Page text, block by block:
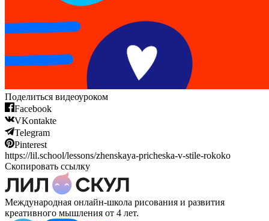
Поделиться видеоуроком
Facebook
VKontakte
Telegram
Pinterest
https://lil.school/lessons/zhenskaya-pricheska-v-stile-rokoko
Скопировать ссылку
Международная онлайн-школа рисования и развития
креативного мышления от 4 лет.